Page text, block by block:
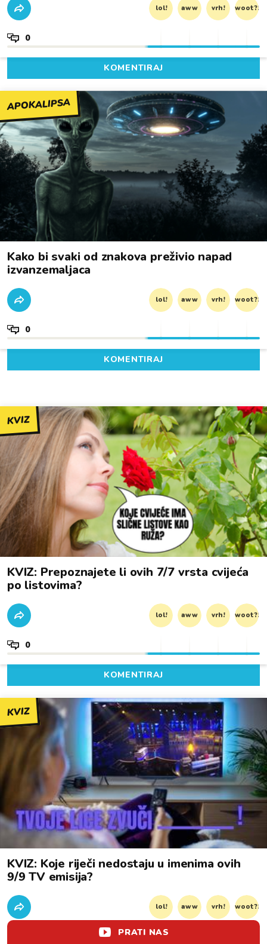
lol! aww vrh! woot?!
0
KOMENTIRAJ
APOKALIPSA
Kako bi svaki od znakova preživio napad
izvanzemaljaca
lol! aww vrh! woot?!
0
KOMENTIRAJ
KVIZ
KVIZ: Prepoznajete li ovih 7/7 vrsta cvijeća
po listovima?
lol! aww vrh! woot?!
0
KOMENTIRAJ
KVIZ
KVIZ: Koje riječi nedostaju u imenima ovih
9/9 TV emisija?
lol! aww vrh! woot?!
PRATI NAS